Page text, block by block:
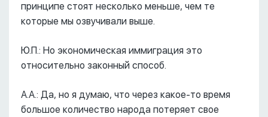
принципе стоят несколько меньше, чем те
которые мы озвучивали выше.
Ю.П.: Но экономическая иммиграция это
относительно законный способ.
А.А.: Да, но я думаю, что через какое-то время
большое количество народа потеряет свое